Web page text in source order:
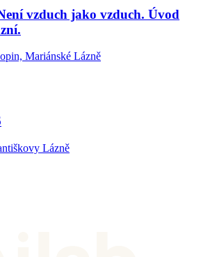
vzduch jako vzduch. Úvod
Mariánské Lázně
Lázně